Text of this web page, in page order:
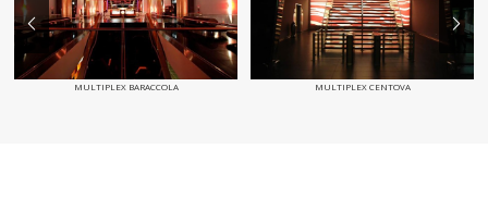
MULTIPLEX BARACCOLA MULTIPLEX CENTOVA